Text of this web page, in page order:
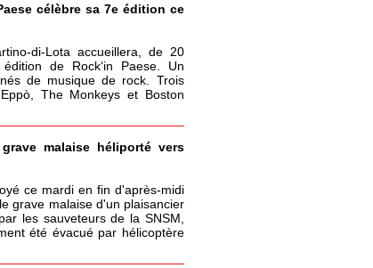
célèbre sa 7e édition ce
di-Lota accueillera, de 20
de Rock‘in Paese. Un
de musique de rock. Trois
The Monkeys et Boston
malaise héliporté vers
ce mardi en fin d'après-midi
grave malaise d'un plaisancier
les sauveteurs de la SNSM,
été évacué par hélicoptère